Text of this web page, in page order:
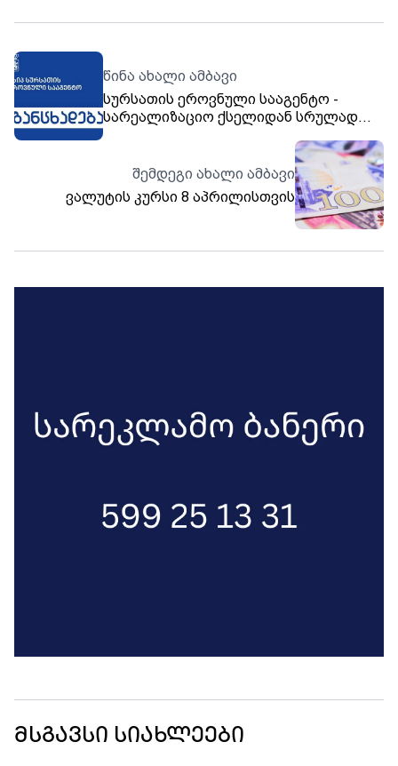
წინა ახალი ამბავი
სურსათის ეროვნული სააგენტო -
სარეალიზაციო ქსელიდან სრულად
რძის კონკრეტული პარტია, სადაც
აფლატოქსინ M1 დაფიქსირდა
შემდეგი ახალი ამბავი
ვალუტის კურსი 8 აპრილისთვის
მსგავსი სიახლეები